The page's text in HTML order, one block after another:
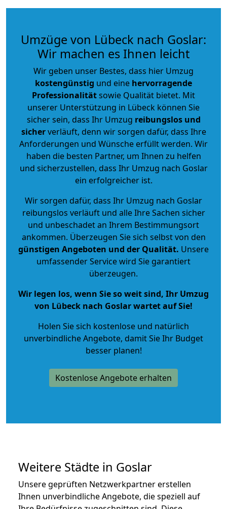
Umzüge von Lübeck nach Goslar:
Wir machen es Ihnen leicht
Wir geben unser Bestes, dass hier Umzug
kostengünstig und eine hervorragende
Professionalitätsowie Qualität bietet. Mit
unserer Unterstützung in Lübeck können Sie
sicher sein, dass Ihr Umzug reibungslos und
sicherverläuft, denn wir sorgen dafür, dass Ihre
Anforderungen und Wünsche erfüllt werden. Wir
haben die besten Partner, um Ihnen zu helfen
und sicherzustellen, dass Ihr Umzug nach Goslar
ein erfolgreicher ist.
Wir sorgen dafür, dass Ihr Umzug nach Goslar
reibungslos verläuft und alle Ihre Sachen sicher
und unbeschadet an Ihrem Bestimmungsort
ankommen. Überzeugen Sie sich selbst von den
günstigen Angeboten und der Qualität. Unsere
umfassender Service wird Sie garantiert
überzeugen.
Wir legen los, wenn Sie so weit sind, Ihr Umzug
von Lübeck nach Goslar wartet auf Sie!
Holen Sie sich kostenlose und natürlich
unverbindliche Angebote, damit Sie Ihr Budget
besser planen!
Kostenlose Angebote erhalten
Weitere Städte in Goslar
Unsere geprüften Netzwerkpartner erstellen
Ihnen unverbindliche Angebote, die speziell auf